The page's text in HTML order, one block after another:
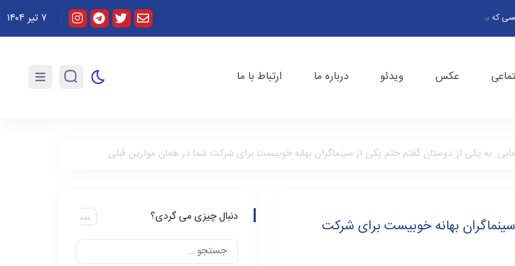
ایران فیلم بسازد در‌ها به رویش باز است/ دبیر جشنواره فجر به‌زودی اعلام می‌شود پاس همدلی با مردم ایران؛ اولین اجرای «آداب شکار روباه»
۷ تیر ۱۴۰۴
عکس ویدئو درباره ما ارتباط با ما
به یکی از دوستان گفتم ختم یکی از سینماگران بهانه خوبیست برای شرکت شما در همان موازین قبلی
بهانه خوبیست برای شرکت
دنبال چیزی می گردی؟